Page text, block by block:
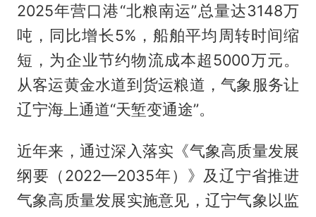
2025年营口港“北粮南运”总量达3148万
吨，同比增长5%，船舶平均周转时间缩
短，为企业节约物流成本超5000万元。
从客运黄金水道到货运粮道，气象服务让
辽宁海上通道“天堑变通途”。
近年来，通过深入落实《气象高质量发展
纲要（2022—2035年）》及辽宁省推进
气象高质量发展实施意见，辽宁气象以监